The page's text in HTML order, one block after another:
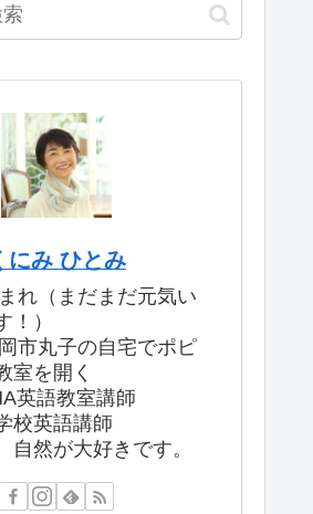
にみ ひとみ
れ（まだまだ元気い
！）
市丸子の自宅でポピ
室を開く
英語教室講師
校英語講師
自然が大好きです。